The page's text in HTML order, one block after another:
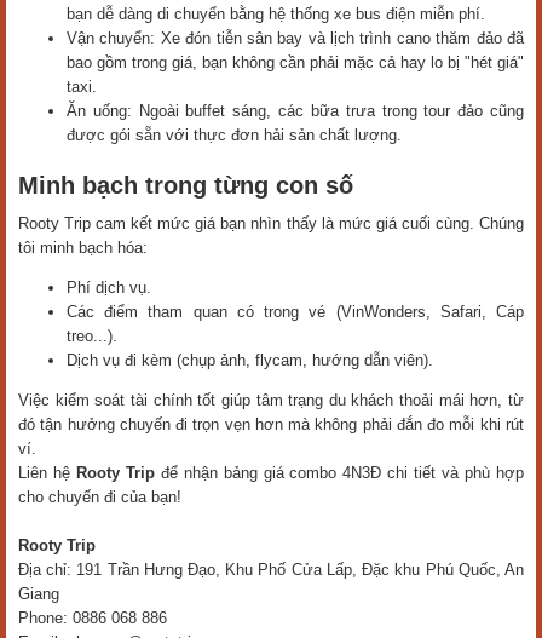
bạn dễ dàng di chuyển bằng hệ thống xe bus điện miễn phí.
Vận chuyển: Xe đón tiễn sân bay và lịch trình cano thăm đảo đã
bao gồm trong giá, bạn không cần phải mặc cả hay lo bị "hét giá"
taxi.
Ăn uống: Ngoài buffet sáng, các bữa trưa trong tour đảo cũng
được gói sẵn với thực đơn hải sản chất lượng.
Minh bạch trong từng con số
Rooty Trip cam kết mức giá bạn nhìn thấy là mức giá cuối cùng. Chúng
tôi minh bạch hóa:
Phí dịch vụ.
Các điểm tham quan có trong vé (VinWonders, Safari, Cáp
treo...).
Dịch vụ đi kèm (chụp ảnh, flycam, hướng dẫn viên).
Việc kiểm soát tài chính tốt giúp tâm trạng du khách thoải mái hơn, từ
đó tận hưởng chuyến đi trọn vẹn hơn mà không phải đắn đo mỗi khi rút
ví.
Liên hệ Rooty Tripđể nhận bảng giá combo 4N3Đ chi tiết và phù hợp
cho chuyến đi của bạn!
Rooty Trip
Địa chỉ: 191 Trần Hưng Đạo, Khu Phố Cửa Lấp, Đặc khu Phú Quốc, An
Giang
Phone: 0886 068 886